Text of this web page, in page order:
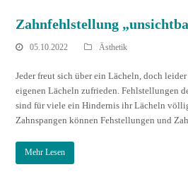
Zahnfehlstellung
05.10.2022 Ästhetik
Jeder freut sich über ein Lächeln, doch
eigenen Lächeln zufrieden. Fehlstellungen
sind für viele ein Hindernis ihr Lächeln
Zahnspangen können Fehstellungen und
Mehr Lesen